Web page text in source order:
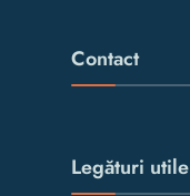
Contact
Legături utile